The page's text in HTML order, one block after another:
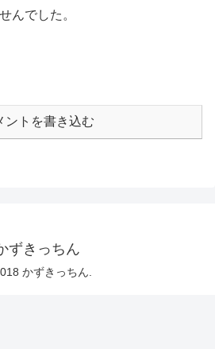
んでした。
ントを書き込む
ずきっちん
かずきっちん.